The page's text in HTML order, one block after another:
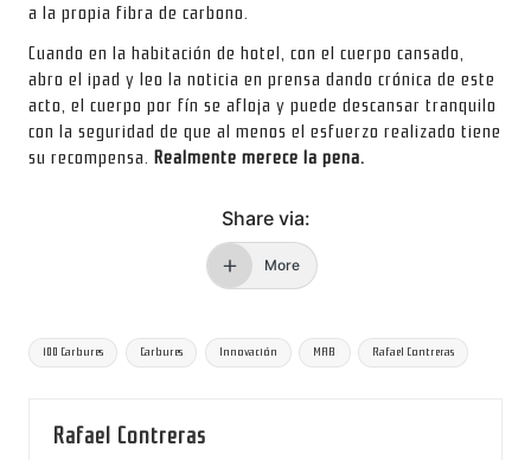
a la propia fibra de carbono.
Cuando en la habitación de hotel, con el cuerpo cansado,
abro el ipad y leo la noticia en prensa dando crónica de este
acto, el cuerpo por fín se afloja y puede descansar tranquilo
con la seguridad de que al menos el esfuerzo realizado tiene
su recompensa. Realmente merece la pena.
Share via:
More
Tags:
100 Carbures Carbures Innovación MAB Rafael Contreras
Rafael Contreras